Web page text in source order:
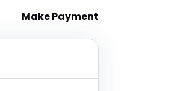
Make Payment